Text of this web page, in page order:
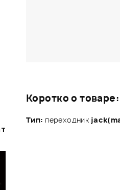
Коротко о товаре:
Тип: переходник